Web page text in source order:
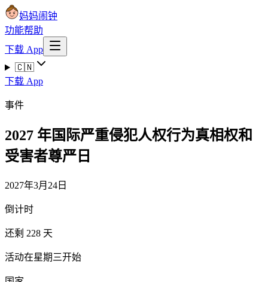
妈妈闹钟
功能帮助
下载 App
🇨🇳
下载 App
事件
2027 年国际严重侵犯人权行为真相权和
受害者尊严日
2027年3月24日
倒计时
还剩 228 天
活动在星期三开始